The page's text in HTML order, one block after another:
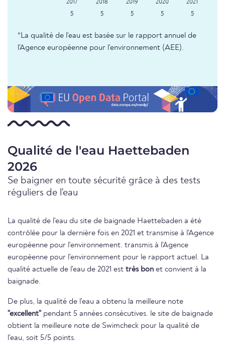
5 5 5 5 5
*La qualité de l'eau est basée sur le rapport annuel de
l'Agence européenne pour l'environnement (AEE).
Qualité de l'eau Haettebaden
2026
Se baigner en toute sécurité grâce à des tests
réguliers de l'eau
La qualité de l'eau du site de baignade Haettebaden a été
contrôlée pour la dernière fois en 2021 et transmise à l'Agence
européenne pour l'environnement. transmis à l'Agence
européenne pour l'environnement pour le rapport actuel. La
qualité actuelle de l'eau de 2021 est très bon et convient à la
baignade.
De plus, la qualité de l'eau a obtenu la meilleure note
"excellent" pendant 5 années consécutives. le site de baignade
obtient la meilleure note de Swimcheck pour la qualité de
l'eau, soit 5/5 points.